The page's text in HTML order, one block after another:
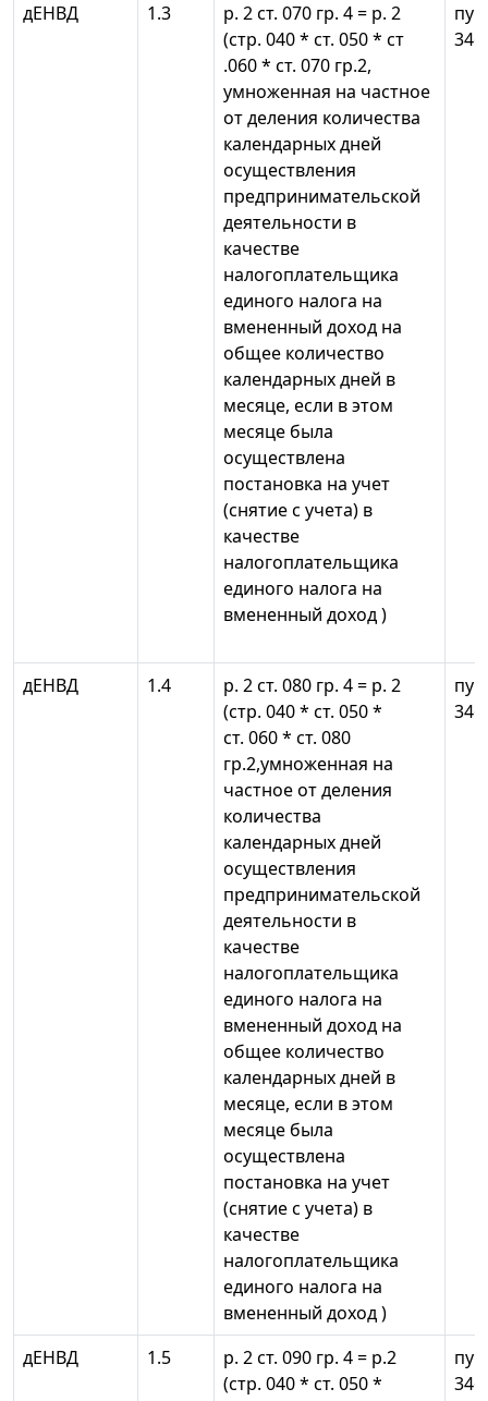
дЕНВД 1.3
р. 2 ст. 070 гр. 4 = р. 2
(стр. 040 * ст. 050 * ст
.060 * ст. 070 гр.2,
умноженная на частное
от деления количества
календарных дней
осуществления
предпринимательской
деятельности в
качестве
налогоплательщика
единого налога на
вмененный доход на
общее количество
календарных дней в
месяце, если в этом
месяце была
осуществлена
постановка на учет
(снятие с учета) в
качестве
налогоплательщика
единого налога на
вмененный доход )
дЕНВД 1.4
р. 2 ст. 080 гр. 4 = р. 2
(стр. 040 * ст. 050 *
ст. 060 * ст. 080
гр.2,умноженная на
частное от деления
количества
календарных дней
осуществления
предпринимательской
деятельности в
качестве
налогоплательщика
единого налога на
вмененный доход на
общее количество
календарных дней в
месяце, если в этом
месяце была
осуществлена
постановка на учет
(снятие с учета) в
качестве
налогоплательщика
единого налога на
вмененный доход )
дЕНВД 1.5
р. 2 ст. 090 гр. 4 = р.2
(стр. 040 * ст. 050 *